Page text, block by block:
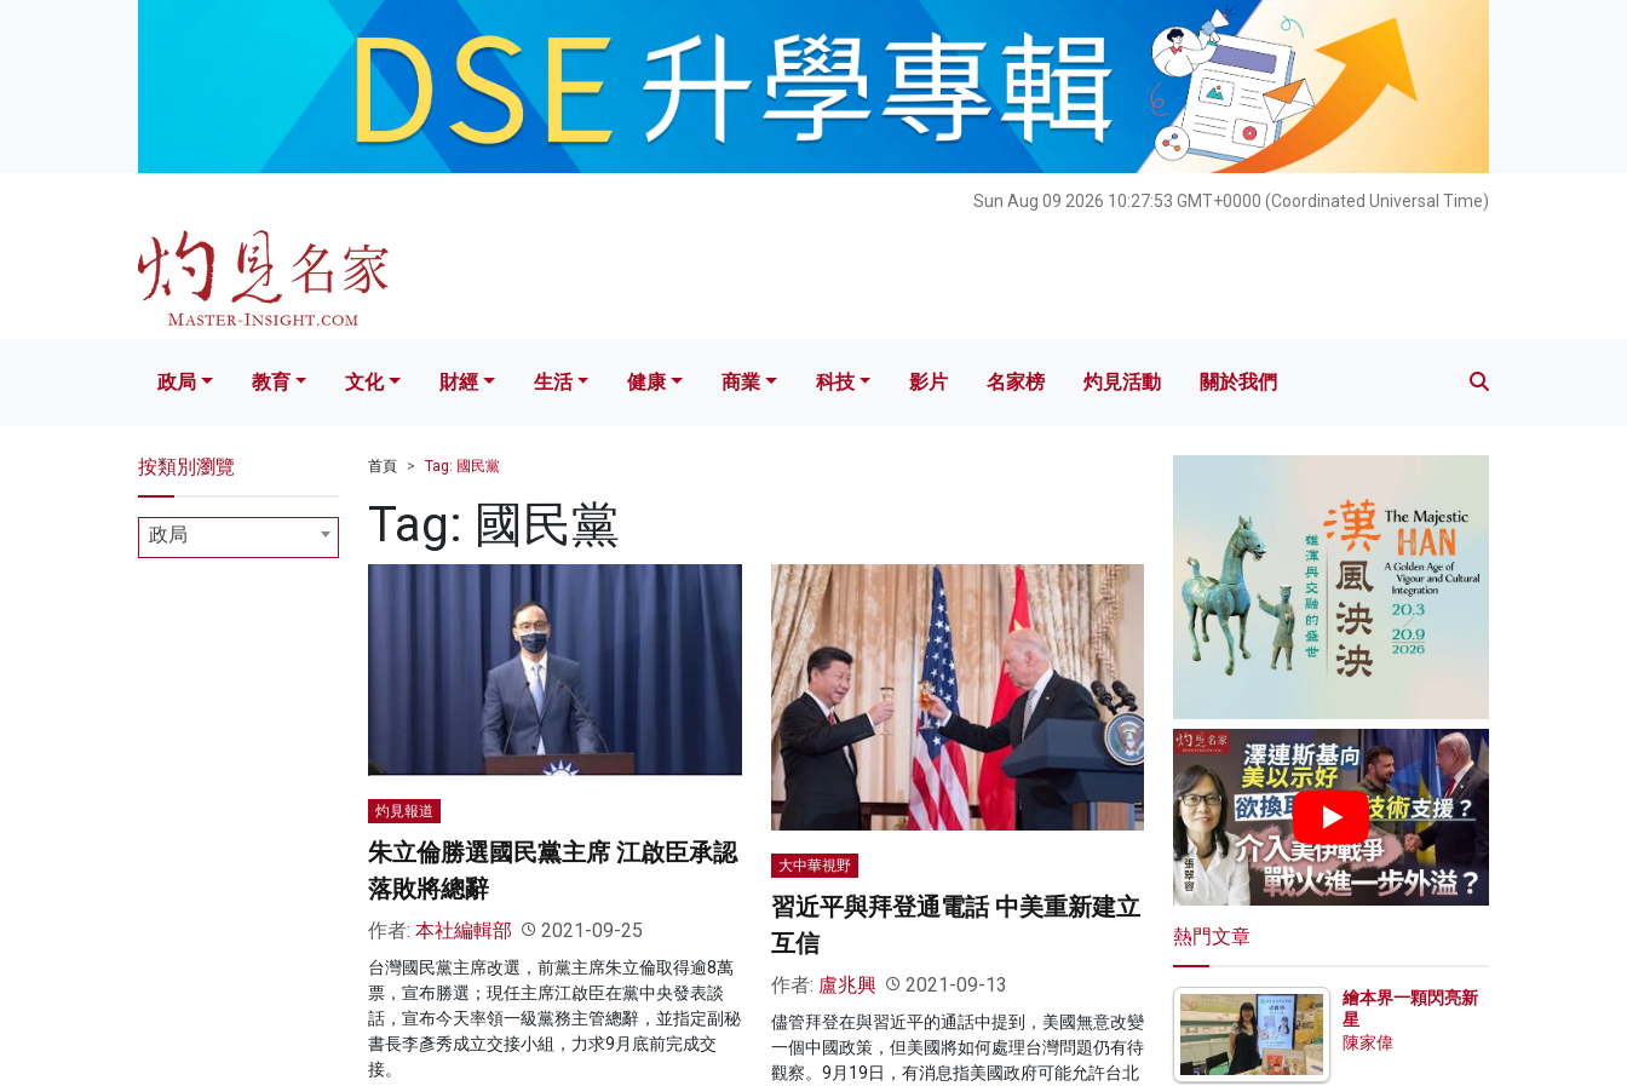
Sun Aug 09 2026 10:27:55 GMT+0000 (Coordinated Universal Time)
文化 財經 生活 健康 科技 影片 名家榜 灼見活動 關於我們
政局 教育 文化 財經 生活 健康 商業 科技 影片 名家榜 灼見活動 關於我們
首頁 Tag: 國民黨
Tag: 國民黨
灼見報道
朱立倫勝選國民黨主席 江啟臣承認
落敗將總辭
作者: 本社編輯部 2021-09-25
台灣國民黨主席改選，前黨主席朱立倫取得逾8萬
票，宣布勝選；現任主席江啟臣在黨中央發表談
話，宣布今天率領一級黨務主管總辭，並指定副秘
書長李彥秀成立交接小組，力求9月底前完成交
接。
大中華視野
習近平與拜登通電話 中美重新建立
互信
作者: 盧兆興 2021-09-13
儘管拜登在與習近平的通話中提到，美國無意改變
一個中國政策，但美國將如何處理台灣問題仍有待
觀察。9月19日，有消息指美國政府可能允許台北
按類別瀏覽
政局
熱門文章
繪本界一顆閃亮新
星
陳家偉